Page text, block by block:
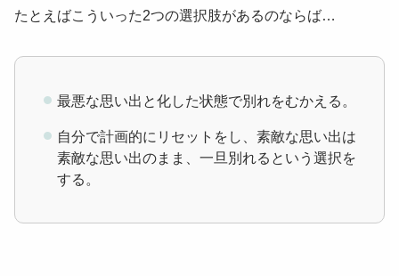
たとえばこういった2つの選択肢があるのならば…
最悪な思い出と化した状態で別れをむかえる。
自分で計画的にリセットをし、素敵な思い出は
素敵な思い出のまま、一旦別れるという選択を
する。